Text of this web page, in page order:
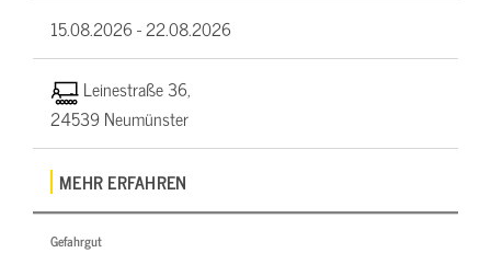
15.08.2026 -22.08.2026
Leinestraße 36,
24539 Neumünster
MEHR ERFAHREN
Gefahrgut